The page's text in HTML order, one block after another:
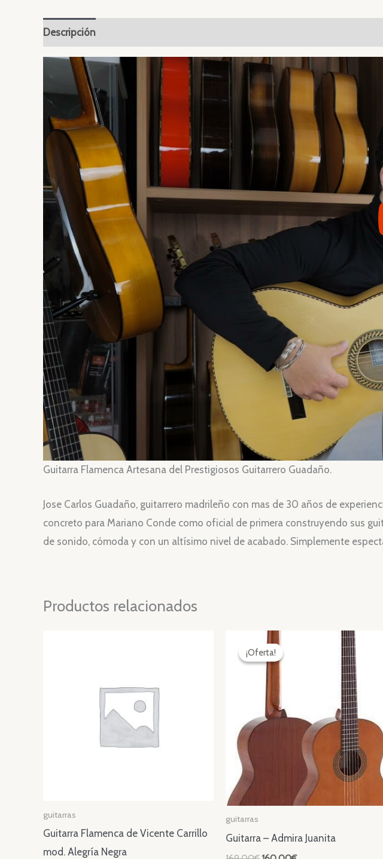
Descripción
Guitarra Flamenca Artesana del Prestigiosos Guitarrero Guadaño.
Jose Carlos Guadaño, guitarrero madrileño con mas de 30 años de
concreto para Mariano Conde como oficial de primera construyendo sus
de sonido, cómoda y con un altísimo nivel de acabado. Simplemente
Productos relacionados
guitarras
Guitarra Flamenca de Vicente Carrillo
mod. Alegría Negra
¡Oferta!
¡Oferta!
guitarras
Guitarra – Admira Juanita